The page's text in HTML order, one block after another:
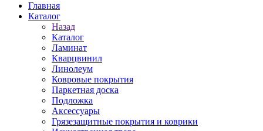
Главная
Каталог
Назад
Каталог
Ламинат
Кварцвинил
Линолеум
Ковровые покрытия
Паркетная доска
Подложка
Аксессуары
Грязезащитные покрытия и коврики